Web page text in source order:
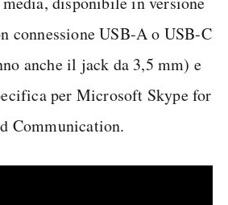
connessione USB-A o USB-C
anche il jack da 3,5 mm) e
per Microsoft Skype for
Communication.